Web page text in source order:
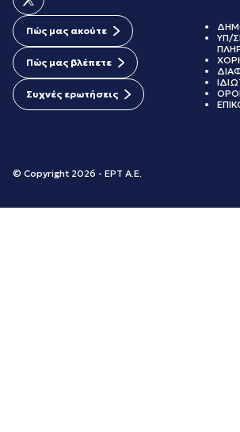
Πώς μας ακούτε
Πώς μας βλέπετε
Συχνές ερωτήσεις
© Copyright 2026 - ΕΡΤ Α.Ε.
ΥΠ/